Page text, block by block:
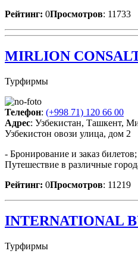
Рейтинг: 0Просмотров: 11733
MIRLION
Турфирмы
Телефон: (+998 71) 120 66 00
Адрес: Узбекистан, Ташкент,
Узбекистон овози улица, дом 2
- Бронирование и заказ
Путешествие в различные
Рейтинг: 0Просмотров: 11219
INTERNATIONAL
Турфирмы